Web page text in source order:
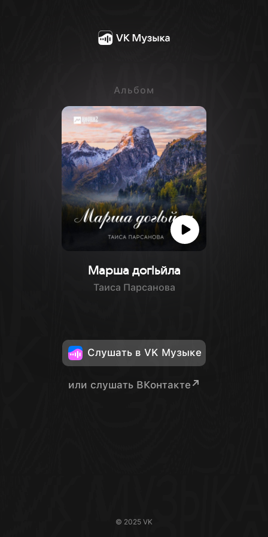
Альбом
Марша догlьйла
Таиса Парсанова
Слушать в VK Музыке
или слушать ВКонтакте
© 2025 VK